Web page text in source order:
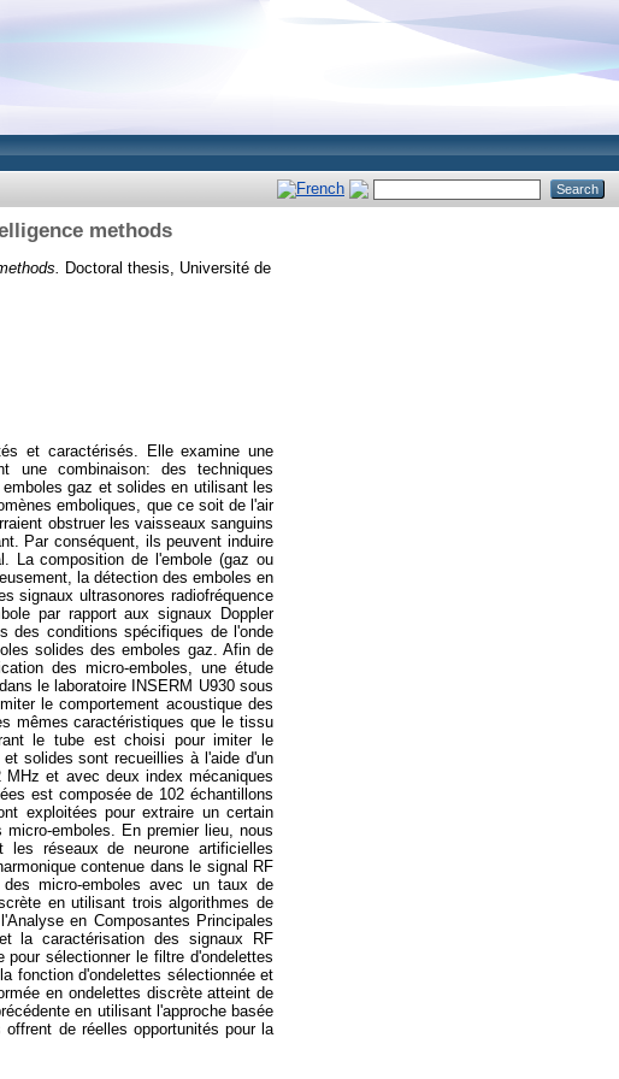
methods
Doctoral thesis, Université de
et caractérisés. Elle examine une
une combinaison: des techniques
gaz et solides en utilisant les
emboliques, que ce soit de l'air
obstruer les vaisseaux sanguins
Par conséquent, ils peuvent induire
La composition de l'embole (gaz ou
la détection des emboles en
signaux ultrasonores radiofréquence
par rapport aux signaux Doppler
des conditions spécifiques de l'onde
solides des emboles gaz. Afin de
des micro-emboles, une étude
le laboratoire INSERM U930 sous
le comportement acoustique des
mêmes caractéristiques que le tissu
le tube est choisi pour imiter le
solides sont recueillies à l'aide d'un
et avec deux index mécaniques
est composée de 102 échantillons
exploitées pour extraire un certain
emboles. En premier lieu, nous
les réseaux de neurone artificielles
contenue dans le signal RF
micro-emboles avec un taux de
en utilisant trois algorithmes de
en Composantes Principales
la caractérisation des signaux RF
sélectionner le filtre d'ondelettes
fonction d'ondelettes sélectionnée et
en ondelettes discrète atteint de
en utilisant l'approche basée
de réelles opportunités pour la